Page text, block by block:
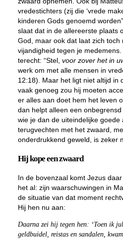
vredestichters (zij die ‘vrede
kinderen Gods genoemd
slaat dat in de allereerste plaats
God, maar ook dat laat zich toch
vijandigheid tegen je
terecht: “Stel, voor zover het in
werk om met alle mensen in
12:18). Maar het ligt niet altijd in
vaak genoeg zou hij moeten
er alles aan doet hem het leven
dan helpt alleen een
wie je dan de uiteindelijke
terugvechten met het zwaard,
onderdrukkend geweld, is zeker
Hij kope een zwaard
In de bovenzaal komt Jezus
het al: zijn waarschuwingen in
de situatie van dat moment
Hij hen nu aan:
Daarna zei hij tegen hen: ‘Toen ik
geldbuidel, reistas en sandalen,